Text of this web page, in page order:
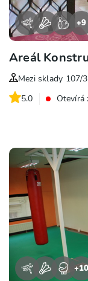
+9
Areál
Mezi sklady 107/
5.0
Otevírá
+